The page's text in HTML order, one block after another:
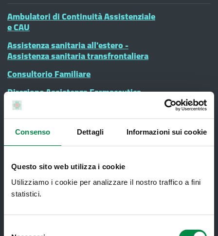
Consenso Dettagli Informazioni sui cookie
Questo sito web utilizza i cookie
Utilizziamo i cookie per analizzare il nostro traffico a fini
statistici.
Ambulatori di Continuità Assistenziale
e CAU
Assistenza sanitaria all'estero -
Assistenza sanitaria transfrontaliera
Consultorio Familiare
Direzione Assistenza Farmaceutica
Finanziamenti
Lauree Professioni Sanitarie
Medici e Pediatri di Famiglia
Nucleo di Cure Primarie (NCP)
Punto Unico di Accesso integrato
sanitario e sociale (PUA)
Ritiro Referti